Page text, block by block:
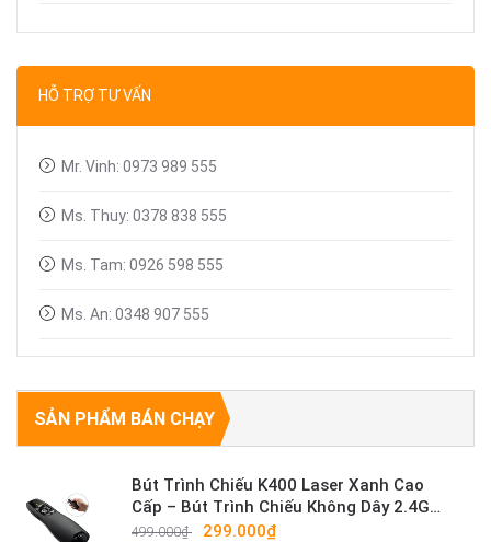
Bút trình chiếu
Linh kiện máy chiếu
HỖ TRỢ TƯ VẤN
Mr. Vinh: 0973 989 555
Ms. Thuy: 0378 838 555
Ms. Tam: 0926 598 555
Ms. An: 0348 907 555
SẢN PHẨM BÁN CHẠY
Bút Trình Chiếu K400 Laser Xanh Cao
Cấp – Bút Trình Chiếu Không Dây 2.4G
Sáng Mạnh
499.000₫ 299.000₫